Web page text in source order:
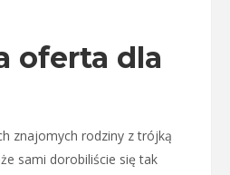
oferta dla
znajomych rodziny z trójką
sami dorobiliście się tak